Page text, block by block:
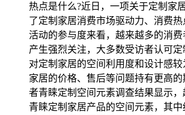
热点是什么?近日，一项关于定制家
了定制家居消费市场驱动力、消费
活动的参与度来看，越来越多的消
产生强烈关注，大多数受访者认可定
对定制家居的空间利用度和设计感较
家居的价格、售后等问题持有更高
者青睐定制空间元素调查结果显示
青睐定制家居产品的空间元素，其中